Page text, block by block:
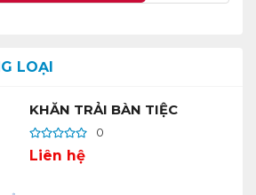
LOẠI
KHĂN TRẢI BÀN TIỆC
0
Liên hệ